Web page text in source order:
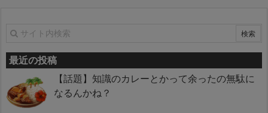
最近の投稿
【話題】知識のカレーとかって余ったの無駄に
なるんかね？